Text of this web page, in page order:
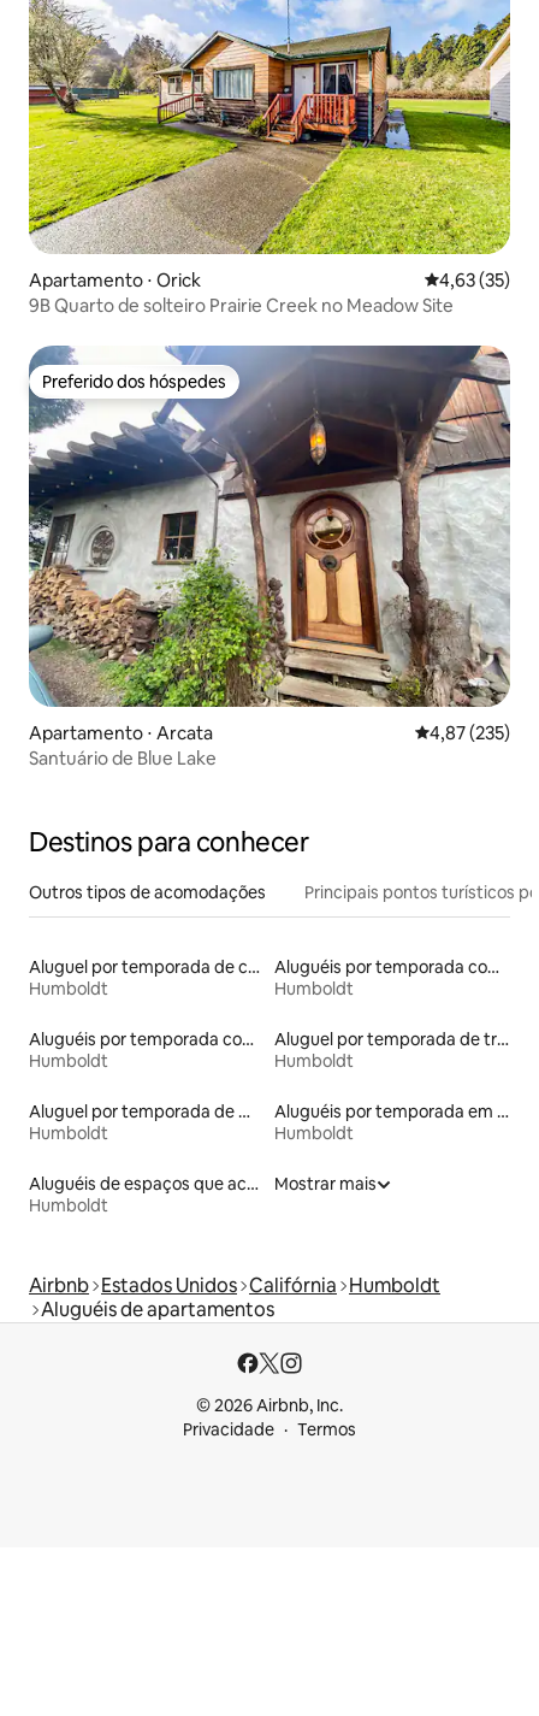
Apartamento ⋅ Orick 4,63 de uma
4,63 (35)
9B Quarto de solteiro Prairie Creek no Meadow Site
Preferido dos hóspedes
Preferido dos hóspedes
Apartamento ⋅ Arcata 4,87 de uma
4,87 (235)
Santuário de Blue Lake
Destinos para conhecer
Outros tipos de acomodações Principais pontos turísticos
Aluguel por temporada de casas de hóspedes
Humboldt
Aluguéis por temporada com caiaque
Humboldt
Aluguéis por temporada com acesso à praia
Humboldt
Aluguel por temporada de trailers
Humboldt
Aluguel por temporada de microcasas
Humboldt
Aluguéis por temporada em hotéis-fazenda
Humboldt
Aluguéis de espaços que aceitam animais de estimação
Humboldt
Mostrar mais
Airbnb Estados Unidos Califórnia Humboldt
Aluguéis de apartamentos
© 2026 Airbnb, Inc.
Privacidade
Termos